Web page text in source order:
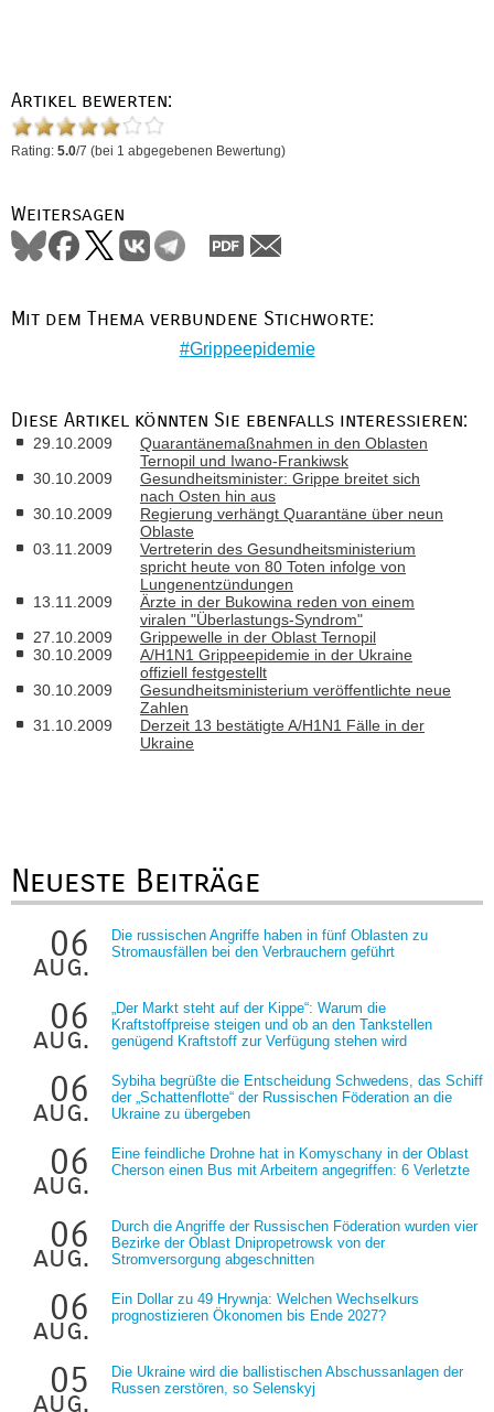
Artikel bewerten:
Rating: 5.0/7 (bei 1 abgegebenen Bewertung)
Weitersagen
Mit dem Thema verbundene Stichworte:
Grippeepidemie
Diese Artikel könnten Sie ebenfalls interessieren:
29.10.2009
Quarantänemaßnahmen in den Oblasten
Ternopil und Iwano-Frankiwsk
30.10.2009
Gesundheitsminister: Grippe breitet sich
nach Osten hin aus
30.10.2009
Regierung verhängt Quarantäne über neun
Oblaste
03.11.2009
Vertreterin des Gesundheitsministerium
spricht heute von 80 Toten infolge von
Lungenentzündungen
13.11.2009
Ärzte in der Bukowina reden von einem
viralen "Überlastungs-Syndrom"
27.10.2009
Grippewelle in der Oblast Ternopil
30.10.2009
A/H1N1 Grippeepidemie in der Ukraine
offiziell festgestellt
30.10.2009
Gesundheitsministerium veröffentlichte neue
Zahlen
31.10.2009
Derzeit 13 bestätigte A/H1N1 Fälle in der
Ukraine
Neueste Beiträge
06
aug.
Die russischen Angriffe haben in fünf Oblasten zu
Stromausfällen bei den Verbrauchern geführt
06
aug.
„Der Markt steht auf der Kippe“: Warum die
Kraftstoffpreise steigen und ob an den Tankstellen
genügend Kraftstoff zur Verfügung stehen wird
06
aug.
Sybiha begrüßte die Entscheidung Schwedens, das Schiff
der „Schattenflotte“ der Russischen Föderation an die
Ukraine zu übergeben
06
aug.
Eine feindliche Drohne hat in Komyschany in der Oblast
Cherson einen Bus mit Arbeitern angegriffen: 6 Verletzte
06
aug.
Durch die Angriffe der Russischen Föderation wurden vier
Bezirke der Oblast Dnipropetrowsk von der
Stromversorgung abgeschnitten
06
aug.
Ein Dollar zu 49 Hrywnja: Welchen Wechselkurs
prognostizieren Ökonomen bis Ende 2027?
05
aug.
Die Ukraine wird die ballistischen Abschussanlagen der
Russen zerstören, so Selenskyj